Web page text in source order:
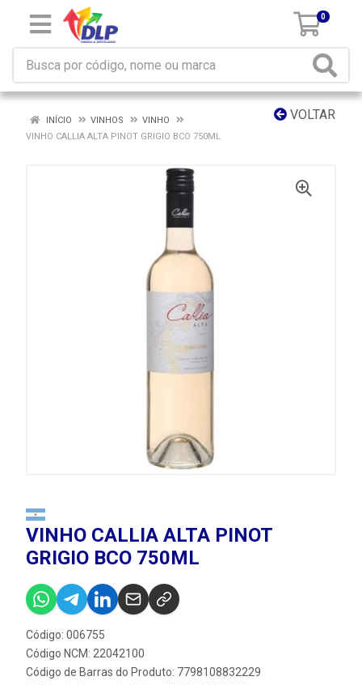
0
VOLTAR
INÍCIO VINHOS
VINHO
VINHO CALLIA ALTA PINOT GRIGIO BCO 750ML
VINHO CALLIA ALTA PINOT
GRIGIO BCO 750ML
Código: 006755
Código NCM: 22042100
Código de Barras do Produto: 7798108832229